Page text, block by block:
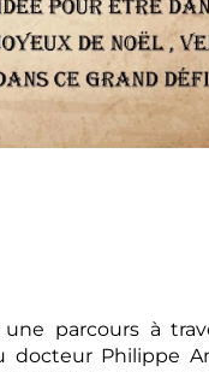
parcours à
docteur Philippe